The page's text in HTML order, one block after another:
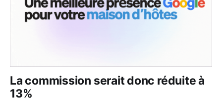
La commission serait donc réduite à
13%